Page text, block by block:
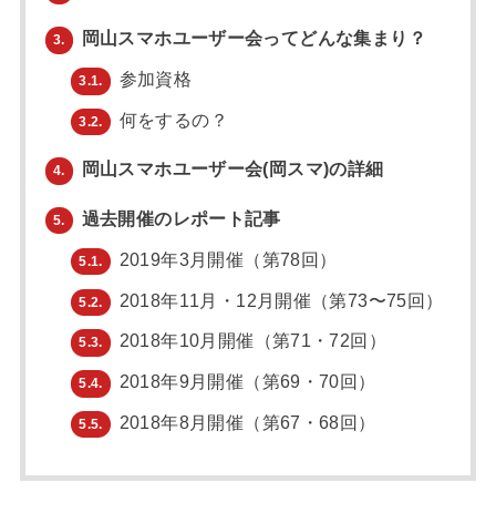
3. 岡山スマホユーザー会ってどんな集まり？
3.1. 参加資格
3.2. 何をするの？
4. 岡山スマホユーザー会(岡スマ)の詳細
5. 過去開催のレポート記事
5.1. 2019年3月開催（第78回）
5.2. 2018年11月・12月開催（第73〜75回）
5.3. 2018年10月開催（第71・72回）
5.4. 2018年9月開催（第69・70回）
5.5. 2018年8月開催（第67・68回）